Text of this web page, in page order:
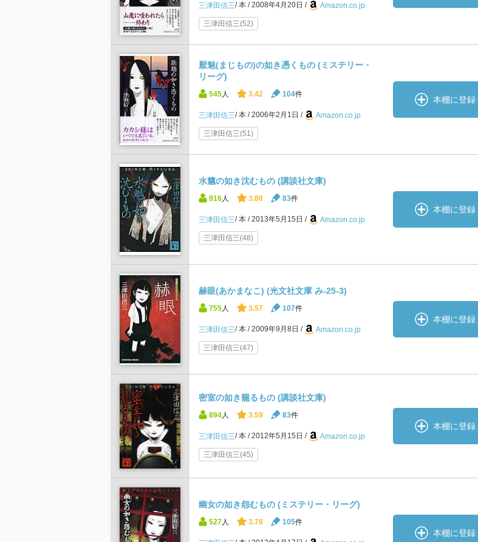
三津田信三 本 2008年4月20日 Amazon.co.jp
三津田信三(52)
厭魅(まじもの)の如き憑くもの (ミステリー・
リーグ)
545 人 3.42 104件
三津田信三 本 2006年2月1日 Amazon.co.jp
三津田信三(51)
本棚に登録
水魑の如き沈むもの (講談社文庫)
916 人 3.88 83件
三津田信三 本 2013年5月15日 Amazon.co.jp
三津田信三(48)
本棚に登録
赫眼(あかまなこ) (光文社文庫 み-25-3)
755 人 3.57 107件
三津田信三 本 2009年9月8日 Amazon.co.jp
三津田信三(47)
本棚に登録
密室の如き籠るもの (講談社文庫)
894 人 3.59 83件
三津田信三 本 2012年5月15日 Amazon.co.jp
三津田信三(45)
本棚に登録
幽女の如き怨むもの (ミステリー・リーグ)
527 人 3.78 105件
本棚に登録